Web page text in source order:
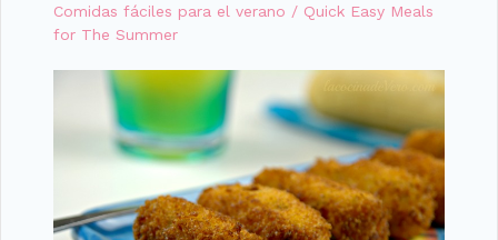
Comidas fáciles para el verano / Quick Easy Meals
for The Summer